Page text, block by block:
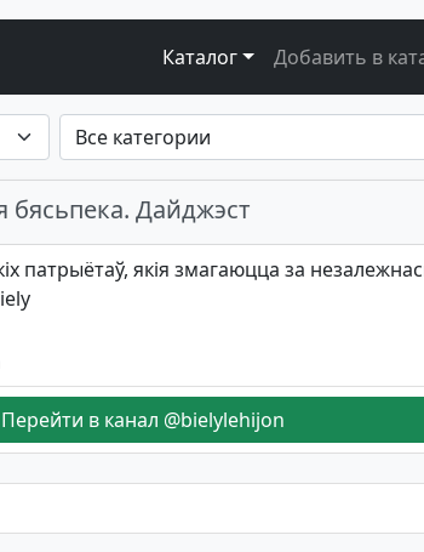
Каталог Добавить в
Дайджэст
патрыётаў, якія змагаюцца за
Перейти в канал @bielylehijon